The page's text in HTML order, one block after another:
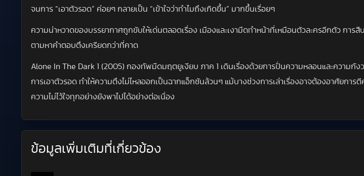
จนการ “เอาตัวรอด” ค่อยๆ กลายเป็น “เข้าใจว่าทำไมถึงเกิดขึ้น” มากขึ้นเรื่อยๆ
ความน่าหวาดของบรรยากาศถูกขับให้เด่นตลอดเรื่อง เมืองและเงามืดทำหน้าที่เหมือนตัวละครอีกตัว การ
ตามหาคำตอบตึงเครียดกว่าที่คาด
Alone In The Dark 1 (2005) กองทัพมืดมฤตยูเงียบ ภาค 1 เดินเรื่องด้วยการปั่นความหลอนและความกัง
การเอาตัวรอด ทำให้ความตึงไม่ไหลออกเป็นฉากแอ็กชันล้วนๆ แม้บางช่วงการเล่าเรื่องอาจต้องอาศัยก
ความไม่ไว้ใจทุกอย่างยังพาไปได้อย่างต่อเนื่อง
ข้อมูลเพิ่มเติมที่เกี่ยวข้อง